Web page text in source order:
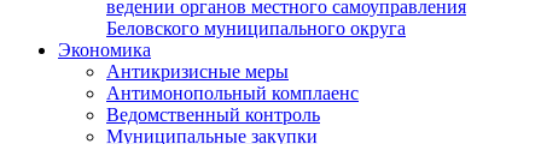
ведении органов местного самоуправления
Беловского муниципального округа
Экономика
Антикризисные меры
Антимонопольный комплаенс
Ведомственный контроль
Муниципальные закупки